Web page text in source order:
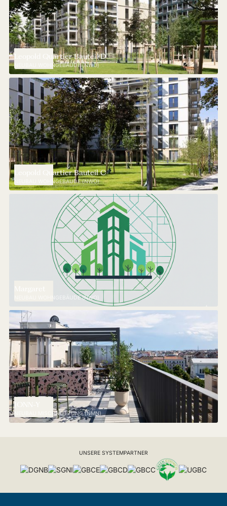
Leopold Quartier Bauteil D
NEUBAU WOHNGEBÄUDE (NWO)
Leopold Quartier Bauteil C
NEUBAU WOHNGEBÄUDE (NWO)
NEUBAU WOHNGEBÄUDE (NWO)
NEUBAU MISCHNUTZUNG (NMN)
UNSERE SYSTEMPARTNER